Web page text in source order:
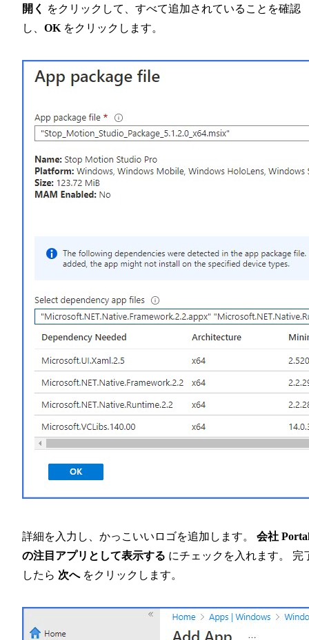
開く
をクリックして、すべて追加されていることを確認
し、 OK をクリックします。
詳細を入力し、かっこいいロゴを追加します。 会社
の注目アプリとして表示する にチェックを入れます。 完
したら 次へをクリックします。